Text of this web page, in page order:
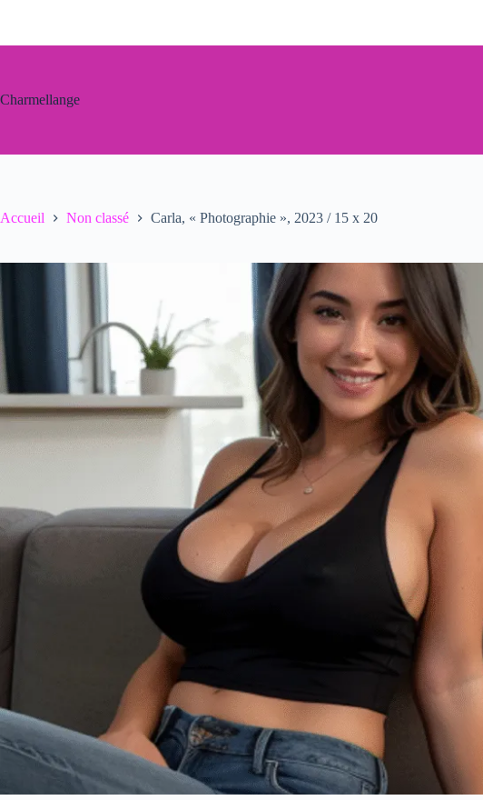
Charmellange
Accueil Non classé Carla, « Photographie », 2023 / 15 x 20